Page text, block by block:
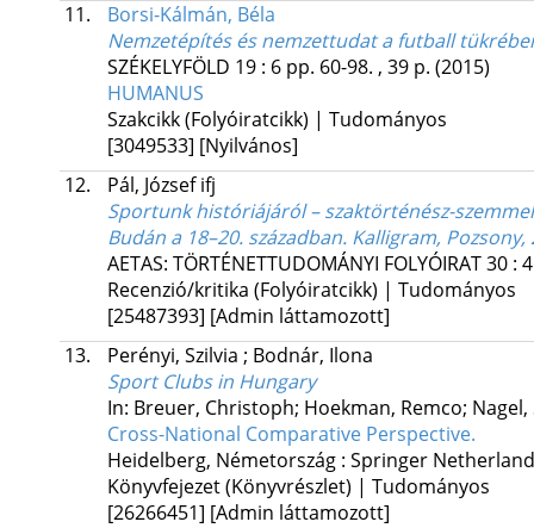
11.
Borsi-Kálmán, Béla
Nemzetépítés és nemzettudat a futball
SZÉKELYFÖLD 19: 6 pp. 60-98. , 39 p. (2015)
HUMANUS
Szakcikk (Folyóiratcikk) | Tudományos
[3049533] [Nyilvános]
12.
Pál, József ifj
Sportunk históriájáról – szaktörténész-szemmel
Budán a 18–20. században. Kalligram, Pozsony,
AETAS: TÖRTÉNETTUDOMÁNYI FOLYÓIRAT30: 4
Recenzió/kritika (Folyóiratcikk) | Tudományos
[25487393] [Admin láttamozott]
13.
Perényi, Szilvia ; Bodnár, Ilona
Sport Clubs in Hungary
In: Breuer, Christoph; Hoekman, Remco;
Cross-National Comparative Perspective.
Heidelberg, Németország : Springer
Könyvfejezet (Könyvrészlet) | Tudományos
[26266451] [Admin láttamozott]